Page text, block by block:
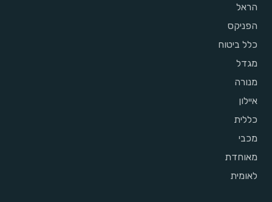
הראל
הפניקס
כלל ביטוח
מגדל
מנורה
איילון
כללית
מכבי
מאוחדת
לאומית